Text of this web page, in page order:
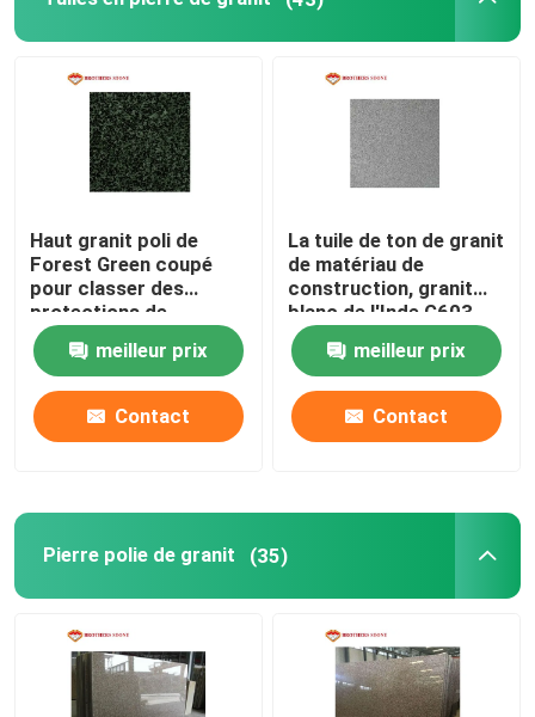
partie supérieure du comptoir en pierre naturelles
cheminées en pierre naturelles
médaillon de jet d'eau
tuiles de mosaïque en verre
colonnes en pierre naturelles
Haut granit poli de
Forest Green coupé
pour classer des
protections de
polonais de granit
meilleur prix
Contact
La tuile de ton de granit
de matériau de
construction, granit
blanc de l'Inde G603
couvre de tuiles 60x60
meilleur prix
Contact
Pierre polie de granit (35)